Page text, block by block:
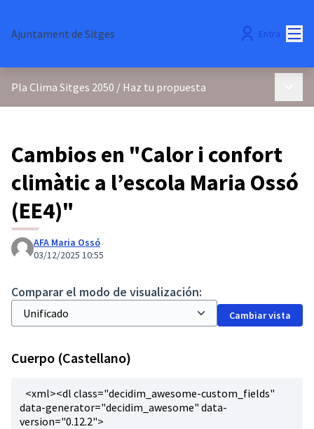
Ajuntament de Sitges Entra
Pla Clima Sitges 2050 / Haz tu propuesta
Cambios en "Calor i confort
climàtic a l’escola Maria Ossó
(EE4)"
AFA Maria Ossó
03/12/2025 10:55
Comparar el modo de visualización:
Cambiar vista
Cuerpo (Castellano)
<xml><dl class="decidim_awesome-custom_fields"
data-generator="decidim_awesome" data-
version="0.12.2">